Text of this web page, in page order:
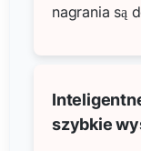
nagrania są
szybkie